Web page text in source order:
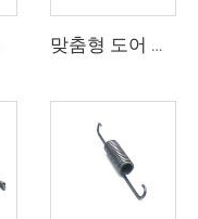
맞춤형 도어 리턴 스테인레스 스틸 비틀림 스프링